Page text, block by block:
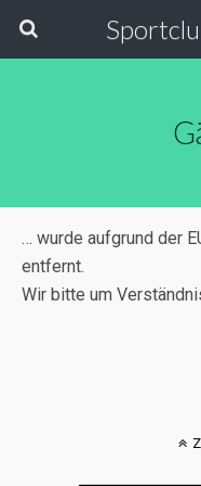
… wurde aufgrund der
entfernt.
Wir bitte um